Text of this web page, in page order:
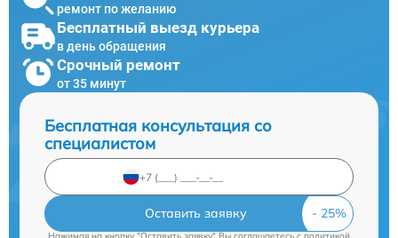
ремонт по желанию
Бесплатный выезд курьера
в день обращения
Срочный ремонт
от 35 минут
Бесплатная консультация со
специалистом
Оставить заявку